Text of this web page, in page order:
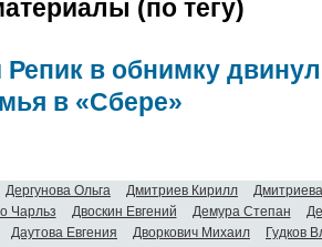
(по тегу)
в обнимку
в «Сбере»
Дергунова Ольга Дмитриев Кирилл
Чарльз
Двоскин Евгений Демура Степан
Даутова Евгения Дворкович Михаил
Гудков